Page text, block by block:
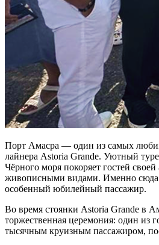
Порт Амасра — один из самых
лайнера Astoria Grande. Уютный
Чёрного моря покоряет гостей
живописными видами. Именно
особенный юбилейный пассажир.
Во время стоянки Astoria Grande в
торжественная церемония: один из
тысячным круизным пассажиром,